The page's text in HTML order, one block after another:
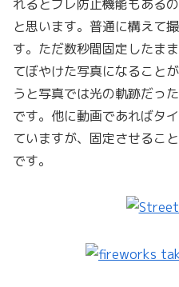
れるとブレ防止機能もある
と思います。普通に構えて
す。ただ数秒間固定したま
てぼやけた写真になること
うと写真では光の軌跡だっ
です。他に動画であればタ
ていますが、固定させるこ
です。